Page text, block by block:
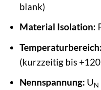
blank)
Material Isolation:
Temperaturbereich:
(kurzzeitig bis
Nennspannung: UN